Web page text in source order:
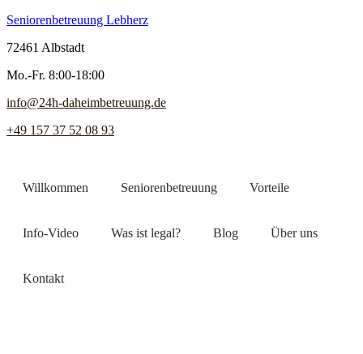
Seniorenbetreuung Lebherz
72461 Albstadt
Mo.-Fr. 8:00-18:00
info@24h-daheimbetreuung.de
+49 157 37 52 08 93
Willkommen Seniorenbetreuung Vorteile
Info-Video Was ist legal? Blog Über uns
Kontakt